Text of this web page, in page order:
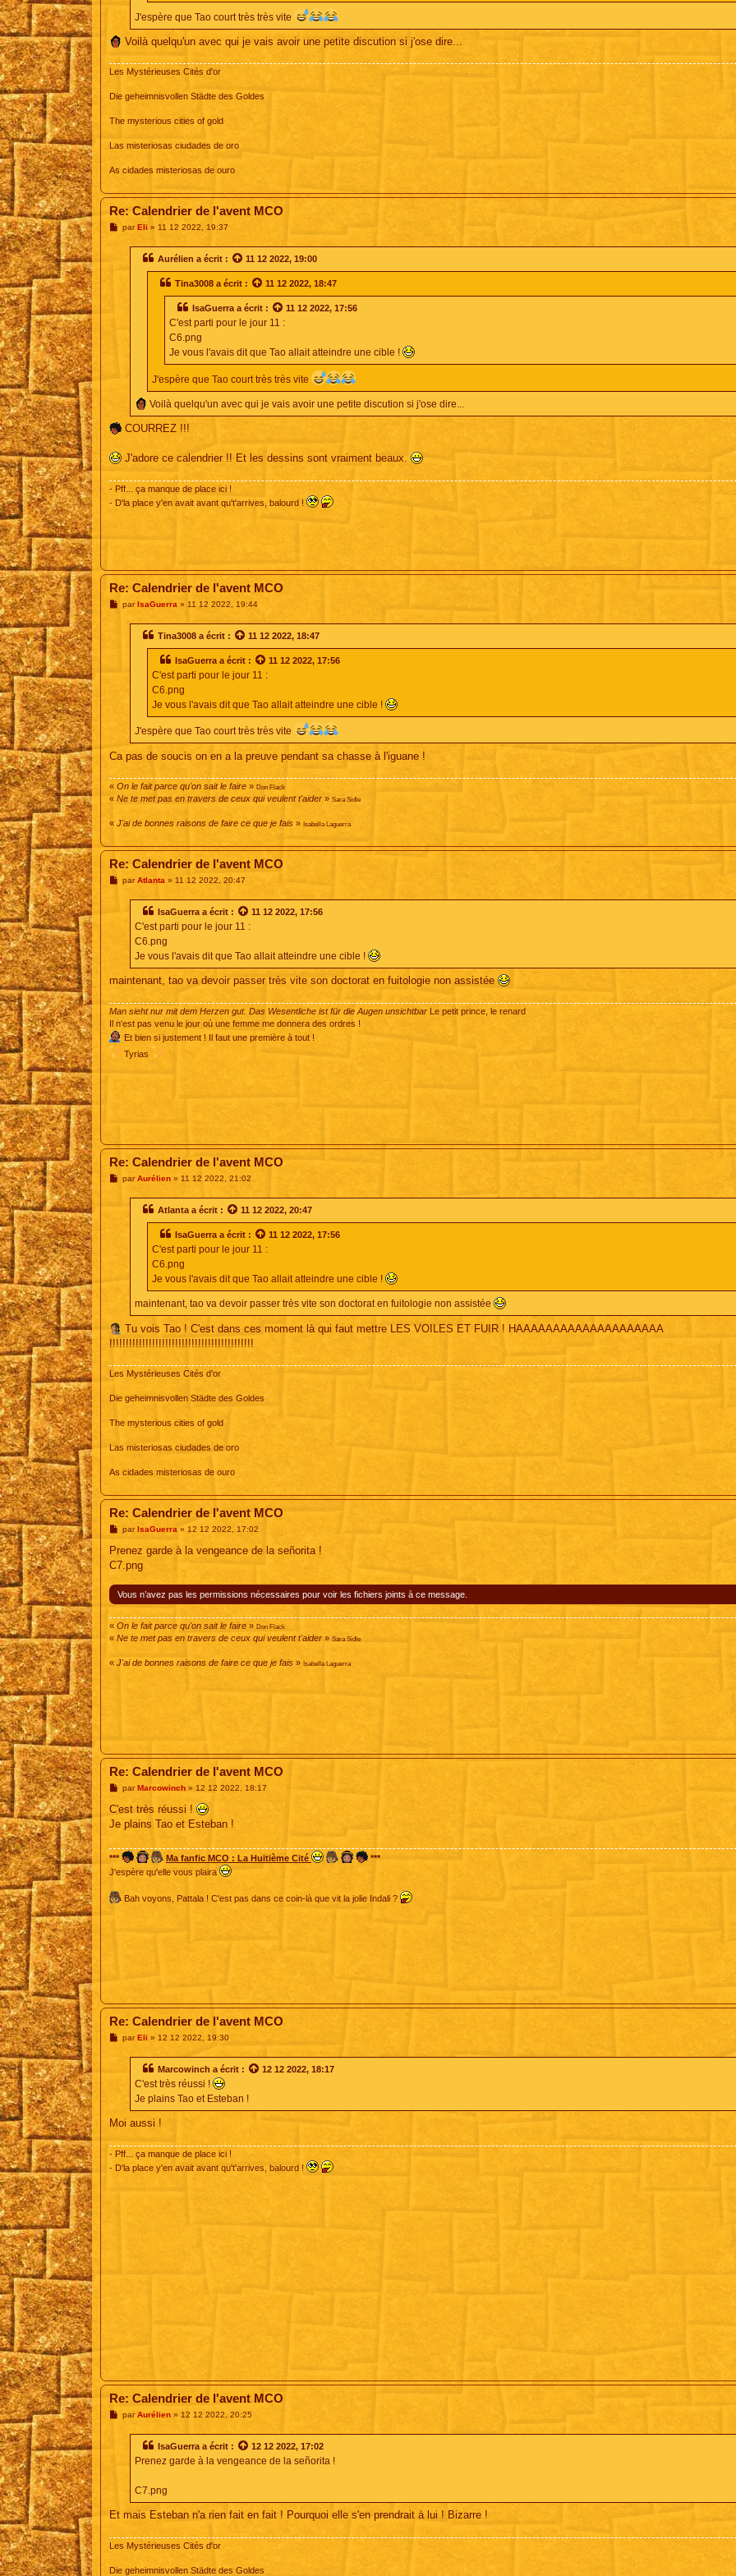
J'espère que Tao court très très vite
Voilà quelqu'un avec qui je vais avoir une petite discution si j'ose dire...
Les Mystérieuses Cités d'or
Die geheimnisvollen Städte des Goldes
The mysterious cities of gold
Las misteriosas ciudades de oro
As cidades misteriosas de ouro
Re: Calendrier de l'avent MCO
MparEli » 11 12 2022, 19:37
Aurélien a écrit : 11 12 2022, 19:00
Tina3008 a écrit : 11 12 2022, 18:47
IsaGuerraa écrit : 11 12 2022, 17:56
C'est parti pour le jour 11 :
C6.png
Je vous l'avais dit que Tao allait atteindre une cible !
J'espère que Tao court très très vite
Voilà quelqu'un avec qui je vais avoir une petite discution si j'ose dire...
COURREZ !!!
J'adore ce calendrier !! Et les dessins sont vraiment beaux.
- Pff... ça manque de place ici !
- D'la place y'en avait avant qu't'arrives, balourd !
Re: Calendrier de l'avent MCO
Mpar IsaGuerra » 11 12 2022, 19:44
Tina3008 a écrit : 11 12 2022, 18:47
IsaGuerra a écrit : 11 12 2022, 17:56
C'est parti pour le jour 11 :
C6.png
Je vous l'avais dit que Tao allait atteindre une cible !
J'espère que Tao court très très vite
Ca pas de soucis on en a la preuve pendant sa chasse à l'iguane !
« On le fait parce qu'on sait le faire » Don Flack
« Ne te met pas en travers de ceux qui veulent t'aider » Sara Sidle
« J'ai de bonnes raisons de faire ce que je fais » Isabella Laguerra
Re: Calendrier de l'avent MCO
MparAtlanta » 11 12 2022, 20:47
IsaGuerra a écrit : 11 12 2022, 17:56
C'est parti pour le jour 11 :
C6.png
Je vous l'avais dit que Tao allait atteindre une cible !
maintenant, tao va devoir passer très vite son doctorat en fuitologie non assistée
Man sieht nur mit dem Herzen gut. Das Wesentliche ist für die Augen unsichtbar Le petit prince, le renard
Il n'est pas venu le jour où une femme me donnera des ordres !
Et bien si justement ! Il faut une première à tout !
Tyrias
Re: Calendrier de l'avent MCO
MparAurélien» 11 12 2022, 21:02
Atlanta a écrit : 11 12 2022, 20:47
IsaGuerra a écrit : 11 12 2022, 17:56
C'est parti pour le jour 11 :
C6.png
Je vous l'avais dit que Tao allait atteindre une cible !
maintenant, tao va devoir passer très vite son doctorat en fuitologie non assistée
Tu vois Tao ! C'est dans ces moment là qui faut mettre LES VOILES ET FUIR ! HAAAAAAAAAAAAAAAAAAAA
!!!!!!!!!!!!!!!!!!!!!!!!!!!!!!!!!!!!!!!!!!!!
Les Mystérieuses Cités d'or
Die geheimnisvollen Städte des Goldes
The mysterious cities of gold
Las misteriosas ciudades de oro
As cidades misteriosas de ouro
Re: Calendrier de l'avent MCO
M
s
a
e
par IsaGuerra » 12 12 2022, 17:02
Prenez garde à la vengeance de la señorita !
C7.png
Vous n’avez pas les permissions nécessaires pour voir les fichiers joints à ce message.
« On le fait parce qu'on sait le faire » Don Flack
« Ne te met pas en travers de ceux qui veulent t'aider » Sara Sidle
« J'ai de bonnes raisons de faire ce que je fais » Isabella Laguerra
Re: Calendrier de l'avent MCO
M
s
a
parMarcowinch» 12 12 2022, 18:17
C'est très réussi !
Je plains Tao et Esteban !
*** Ma fanfic MCO : La Huitième Cité
***
J'espère qu'elle vous plaira
Bah voyons, Pattala ! C'est pas dans ce coin-là que vit la jolie Indali ?
Re: Calendrier de l'avent MCO
MparEli » 12 12 2022, 19:30
Marcowinch a écrit : 12 12 2022, 18:17
C'est très réussi !
Je plains Tao et Esteban !
Moi aussi !
- Pff... ça manque de place ici !
- D'la place y'en avait avant qu't'arrives, balourd !
Re: Calendrier de l'avent MCO
MparAurélien» 12 12 2022, 20:25
IsaGuerra a écrit : 12 12 2022, 17:02
Prenez garde à la vengeance de la señorita !
C7.png
Et mais Esteban n'a rien fait en fait ! Pourquoi elle s'en prendrait à lui ! Bizarre !
Les Mystérieuses Cités d'or
Die geheimnisvollen Städte des Goldes